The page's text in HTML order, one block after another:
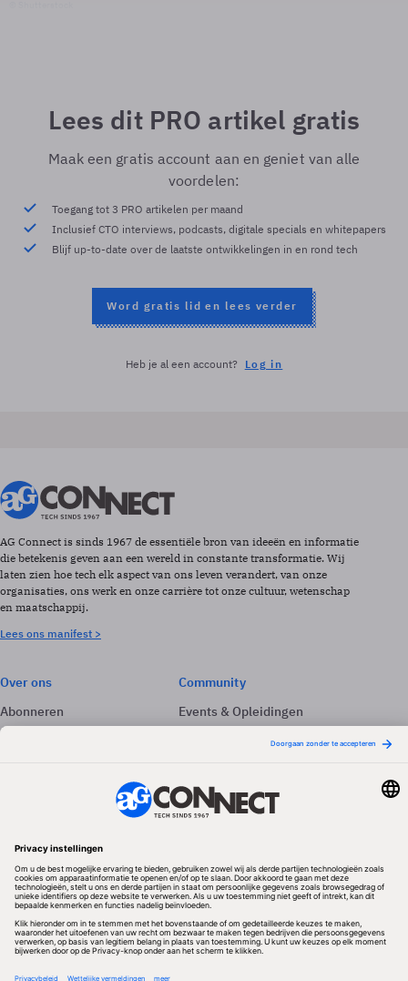
Lees dit PRO artikel gratis
Maak een gratis account aan en geniet van alle
voordelen:
Toegang tot 3 PRO artikelen per maand
Inclusief CTO interviews, podcasts, digitale specials en whitepapers
Blijf up-to-date over de laatste ontwikkelingen in en rond tech
Word gratis lid en lees verder
Heb je al een account? Log in
AG Connect is sinds 1967 de essentiële bron van ideeën en informatie
die betekenis geven aan een wereld in constante transformatie. Wij
laten zien hoe tech elk aspect van ons leven verandert, van onze
organisaties, ons werk en onze carrière tot onze cultuur, wetenschap
en maatschappij.
Lees ons manifest >
Over ons
Abonneren
Adverteren
Community
Events & Opleidingen
Nieuwsbrieven
Volg ons
Redactionele partner